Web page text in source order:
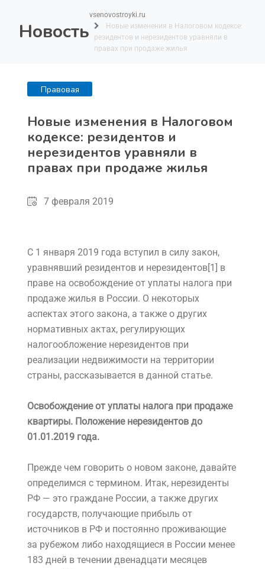
Новость
vsenovostroyki.ru
Новые изменения в Налоговом кодексе:
резидентов и нерезидентов уравняли в
правах при продаже жилья
Правовая
Новые изменения в Налоговом
кодексе: резидентов и
нерезидентов уравняли в
правах при продаже жилья
7 февраля 2019
С 1 января 2019 года вступил в силу закон,
уравнявший резидентов и нерезидентов[1] в
праве на освобождение от уплаты налога при
продаже жилья в России. О некоторых
аспектах этого закона, а также о других
нормативных актах, регулирующих
налогообложение нерезидентов при
реализации недвижимости на территории
страны, рассказывается в данной статье.
Освобождение от уплаты налога при продаже
квартиры. Положение нерезидентов до
01.01.2019 года.
Прежде чем говорить о новом законе, давайте
определимся с термином. Итак, нерезиденты
РФ — это граждане России, а также других
государств, получающие прибыль от
источников в РФ и постоянно проживающие
за рубежом либо находящиеся в России менее
183 дней в течении двенадцати месяцев